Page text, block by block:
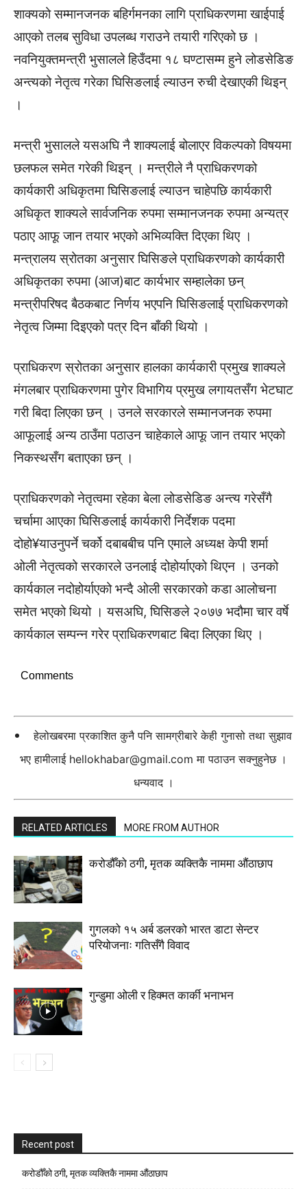
शाक्यको सम्मानजनक बहिर्गमनका लागि प्राधिकरणमा खाईपाई
आएको तलब सुविधा उपलब्ध गराउने तयारी गरिएको छ ।
नवनियुक्तमन्त्री भुसालले हिउँदमा १८ घण्टासम्म हुने लोडसेडिङ
अन्त्यको नेतृत्व गरेका घिसिङलाई ल्याउन रुची देखाएकी थिइन्
।
मन्त्री भुसालले यसअघि नै शाक्यलाई बोलाएर विकल्पको विषयमा
छलफल समेत गरेकी थिइन् । मन्त्रीले नै प्राधिकरणको
कार्यकारी अधिकृतमा घिसिङलाई ल्याउन चाहेपछि कार्यकारी
अधिकृत शाक्यले सार्वजनिक रुपमा सम्मानजनक रुपमा अन्यत्र
पठाए आफू जान तयार भएको अभिव्यक्ति दिएका थिए ।
मन्त्रालय स्रोतका अनुसार घिसिङले प्राधिकरणको कार्यकारी
अधिकृतका रुपमा (आज)बाट कार्यभार सम्हालेका छन्
मन्त्रीपरिषद बैठकबाट निर्णय भएपनि घिसिङलाई प्राधिकरणको
नेतृत्व जिम्मा दिइएको पत्र दिन बाँकी थियाे ।
प्राधिकरण स्रोतका अनुसार हालका कार्यकारी प्रमुख शाक्यले
मंगलबार प्राधिकरणमा पुगेर विभागिय प्रमुख लगायतसँग भेटघाट
गरी बिदा लिएका छन् । उनले सरकारले सम्मानजनक रुपमा
आफूलाई अन्य ठाउँमा पठाउन चाहेकाले आफू जान तयार भएको
निकस्थसँग बताएका छन् ।
प्राधिकरणको नेतृत्वमा रहेका बेला लोडसेडिङ अन्त्य गरेसँगै
चर्चामा आएका घिसिङलाई कार्यकारी निर्देशक पदमा
दोहो¥याउनुपर्ने चर्को दबाबबीच पनि एमाले अध्यक्ष केपी शर्मा
ओली नेतृत्वको सरकारले उनलाई दोहोर्याएको थिएन । उनको
कार्यकाल नदोहोर्याएको भन्दै ओली सरकारको कडा आलोचना
समेत भएको थियो । यसअघि, घिसिङले २०७७ भदौमा चार वर्षे
कार्यकाल सम्पन्न गरेर प्राधिकरणबाट बिदा लिएका थिए ।
Comments
हेलोखबरमा प्रकाशित कुनै पनि सामग्रीबारे केही गुनासो तथा सुझाव
भए हामीलाई hellokhabar@gmail.com मा पठाउन सक्नुहुनेछ ।
धन्यवाद ।
RELATED ARTICLES MORE FROM AUTHOR
करोडौँको ठगी, मृतक व्यक्तिकै नाममा औंठाछाप
गुगलको १५ अर्ब डलरको भारत डाटा सेन्टर
परियोजनाः गतिसँगै विवाद
गुन्डुमा ओली र हिक्मत कार्की भनाभन
Recent post
करोडौँको ठगी, मृतक व्यक्तिकै नाममा औंठाछाप